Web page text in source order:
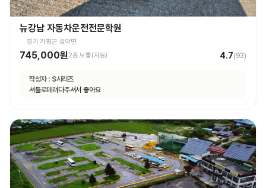
뉴강남 자동차운전전문학원
경기 가평군 설악면
745,000원2종 보통(자동) 4.7(93)
작성자 : S시리즈
셔틀로데려다주셔서 좋아요